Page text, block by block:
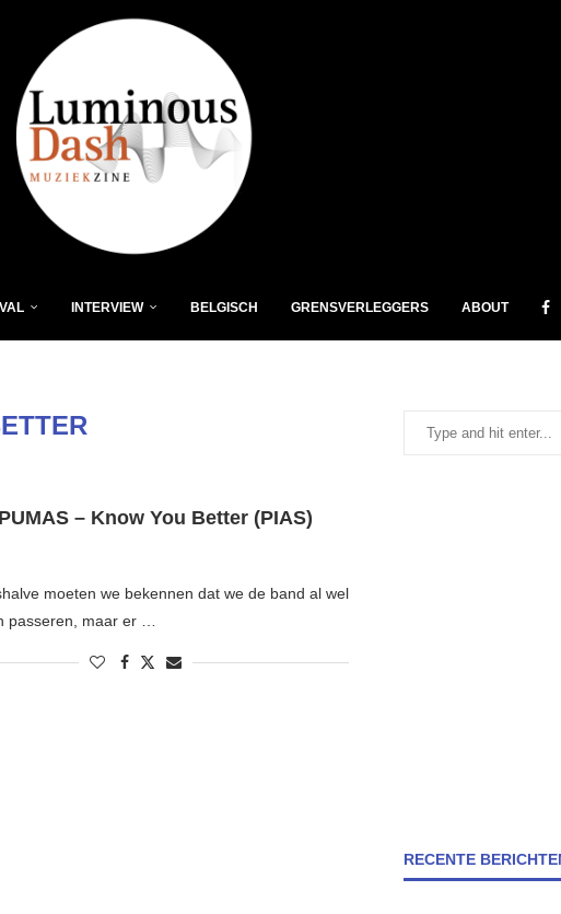
INTERVIEW BELGISCH GRENSVERLEGGERS ABOUT
– Know You Better (PIAS)
moeten we bekennen dat we de band al wel
passeren, maar er …
RECENTE